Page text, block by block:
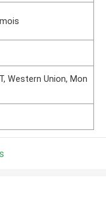
Western Union, Mon